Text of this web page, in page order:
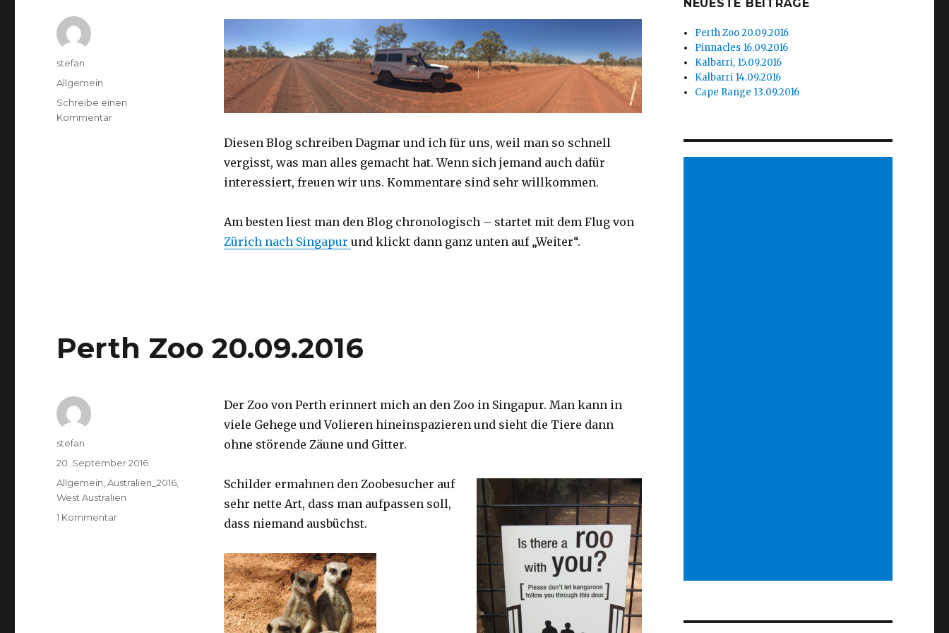
Diesen Blog schreiben Dagmar und ich für uns, weil man so schnell
vergisst, was man alles gemacht hat. Wenn sich jemand auch dafür
interessiert, freuen wir uns. Kommentare sind sehr willkommen.
Am besten liest man den Blog chronologisch – startet mit dem Flug von
Zürich nach Singapur und klickt dann ganz unten auf „Weiter“.
Autor
stefan
Kategorien
Allgemein
Schreibe einen
Kommentarzu
Perth Zoo 20.09.2016
Der Zoo von Perth erinnert mich an den Zoo in Singapur. Man kann in
viele Gehege und Volieren hineinspazieren und sieht die Tiere dann
ohne störende Zäune und Gitter.
Schilder ermahnen den Zoobesucher auf
sehr nette Art, dass man aufpassen soll,
dass niemand ausbüchst.
Autor
stefan
Veröffentlicht
am
20. September 2016
Kategorien
Allgemein,Australien_2016,
West Australien
1 Kommentarzu
NEUESTE BEITRÄGE
Perth Zoo 20.09.2016
Pinnacles 16.09.2016
Kalbarri, 15.09.2016
Kalbarri 14.09.2016
Cape Range 13.09.2016